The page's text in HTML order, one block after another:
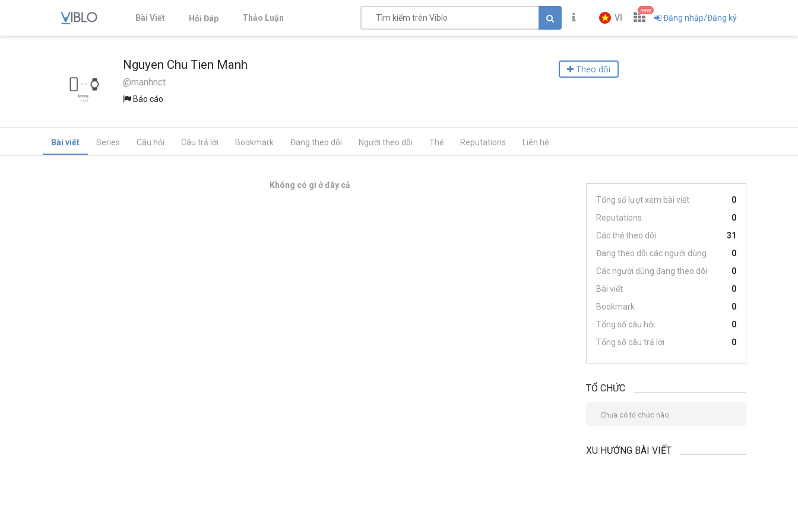
Bài Viết Hỏi Đáp Thảo Luận VI
new
Đăng nhập/Đăng ký
Nguyen Chu Tien Manh
@manhnct
Báo cáo
Theo dõi
Bài viết Series Câu hỏi Câu trả lời Bookmark Đang theo dõi Người theo dõi Thẻ Reputations Liên hệ
Không có gì ở đây cả
Tổng số lượt xem bài viết
0
Reputations
0
Các thẻ theo dõi
31
Đang theo dõi các người dùng
0
Các người dùng đang theo dõi
0
Bài viết
0
Bookmark
0
Tổng số câu hỏi
0
Tổng số câu trả lời
0
TỔ CHỨC
Chưa có tổ chức nào.
XU HƯỚNG BÀI VIẾT